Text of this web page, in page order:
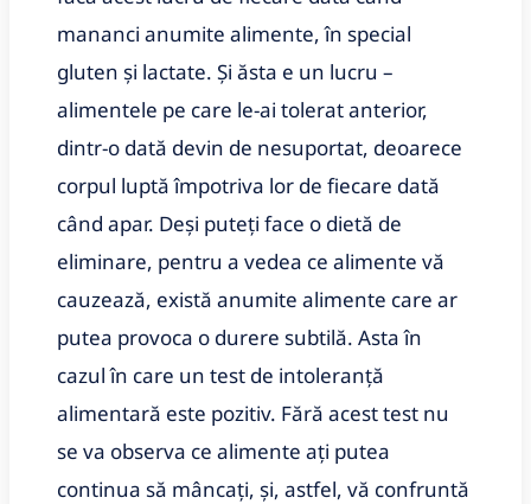
mananci anumite alimente, în special
gluten și lactate. Și ăsta e un lucru –
alimentele pe care le-ai tolerat anterior,
dintr-o dată devin de nesuportat, deoarece
corpul luptă împotriva lor de fiecare dată
când apar. Deși puteți face o dietă de
eliminare, pentru a vedea ce alimente vă
cauzează, există anumite alimente care ar
putea provoca o durere subtilă. Asta în
cazul în care un test de intoleranță
alimentară este pozitiv. Fără acest test nu
se va observa ce alimente ați putea
continua să mâncați, și, astfel, vă confruntă